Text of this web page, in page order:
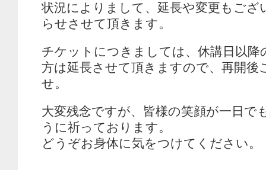
状況によりまして、延長や変更もござ
らせさせて頂きます。
チケットにつきましては、休講日以降
方は延長させて頂きますので、再開後
せ。
大変残念ですが、皆様の笑顔が一日で
うに祈っております。
どうぞお身体に気をつけてください。